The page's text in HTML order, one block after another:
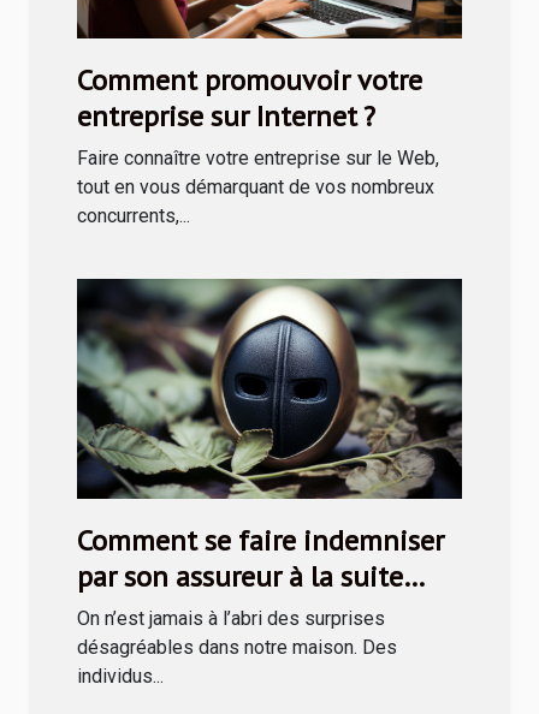
Comment promouvoir votre
entreprise sur Internet ?
Faire connaître votre entreprise sur le Web,
tout en vous démarquant de vos nombreux
concurrents,...
Comment se faire indemniser
par son assureur à la suite
d’une rapine ?
On n’est jamais à l’abri des surprises
désagréables dans notre maison. Des
individus...